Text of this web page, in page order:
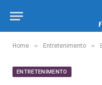
Home » Entretenimento »
ENTRETENIMENTO